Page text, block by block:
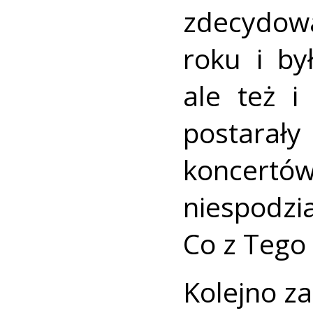
roku i
ale też i
Co z
Kolejno